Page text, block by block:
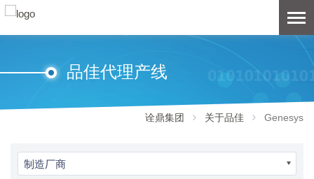
品佳代理产线
诠鼎集团 关于品佳 Genesys
制造厂商